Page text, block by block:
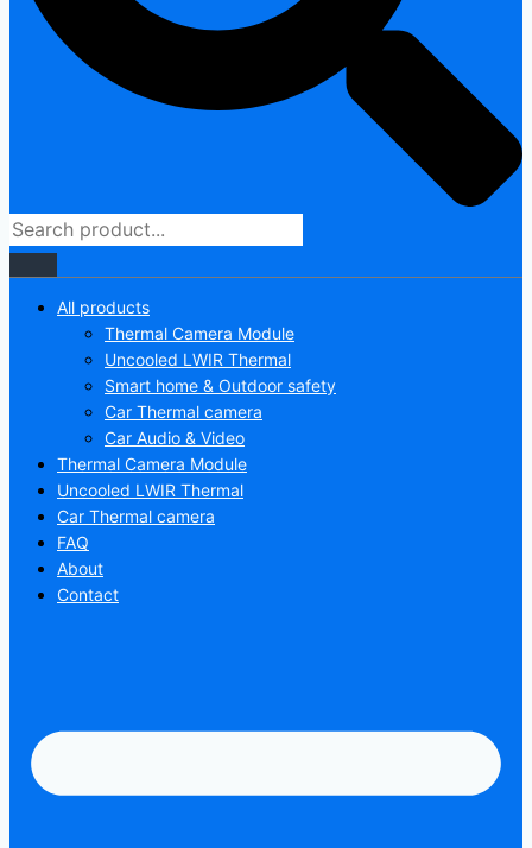
All products
Thermal Camera Module
Uncooled LWIR Thermal
Smart home & Outdoor safety
Car Thermal camera
Car Audio & Video
Thermal Camera Module
Uncooled LWIR Thermal
Car Thermal camera
FAQ
About
Contact